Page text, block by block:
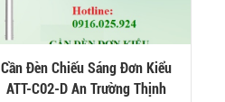
Cần Đèn Chiếu Sáng Đơn Kiểu
ATT-C02-D An Trường Thịnh